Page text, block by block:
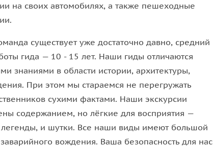
где доступно и интересно для всех возрастов
и жизнь монархов. Вы увидите какпарадные
начиная со времен античности.
на своих автомобилях, а также пешеходные
существует уже достаточно давно, средний
гида — 10 - 15 лет. Наши гиды отличаются
знаниями в области истории, архитектуры,
При этом мы стараемся не перегружать
сухими фактами. Наши экскурсии
содержанием, но лёгкие для восприятия —
легенды, и шутки. Все наши виды имеют большой
вождения. Ваша безопасность для нас